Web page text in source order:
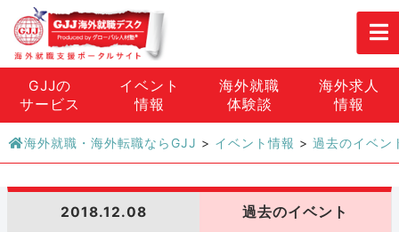
GJJの
サービス
イベント
情報
海外就職
体験談
海外求人
情報
海外就職・海外転職ならGJJ > イベント情報 > 過去のイベン
2018.12.08 過去のイベント